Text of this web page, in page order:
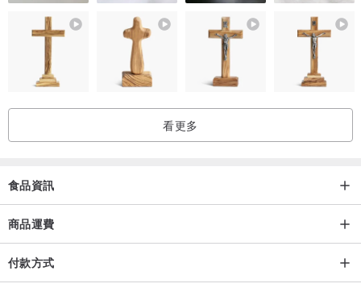
看更多
食品資訊
商品運費
付款方式